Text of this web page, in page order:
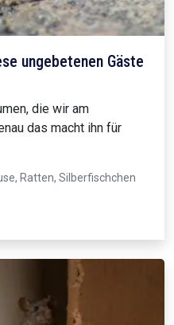
ungebetenen Gäste
die wir am
das macht ihn für
Ratten, Silberfischchen